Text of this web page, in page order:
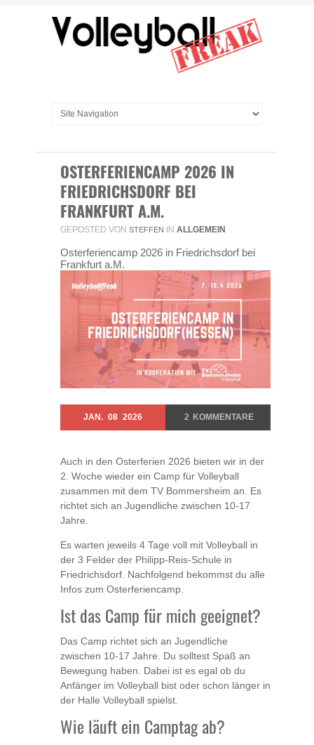
OSTERFERIENCAMP 2026 IN
FRIEDRICHSDORF BEI
FRANKFURT A.M.
GEPOSTED VON STEFFEN IN ALLGEMEIN
Osterferiencamp 2026 in Friedrichsdorf bei
Frankfurt a.M.
JAN. 08 2026 2 KOMMENTARE
Auch in den Osterferien 2026 bieten wir in der
2. Woche wieder ein Camp für Volleyball
zusammen mit dem TV Bommersheim an. Es
richtet sich an Jugendliche zwischen 10-17
Jahre.
Es warten jeweils 4 Tage voll mit Volleyball in
der 3 Felder der Philipp-Reis-Schule in
Friedrichsdorf. Nachfolgend bekommst du alle
Infos zum Osterferiencamp.
Ist das Camp für mich geeignet?
Das Camp richtet sich an Jugendliche
zwischen 10-17 Jahre. Du solltest Spaß an
Bewegung haben. Dabei ist es egal ob du
Anfänger im Volleyball bist oder schon länger in
der Halle Volleyball spielst.
Wie läuft ein Camptag ab?